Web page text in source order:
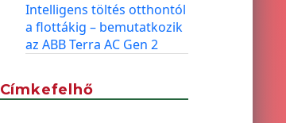
Intelligens töltés otthontól
a flottákig – bemutatkozik
az ABB Terra AC Gen 2
Címkefelhő